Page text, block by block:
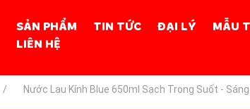
SẢN PHẨM TIN TỨC ĐẠI LÝ MẪU
LIÊN HỆ
Nước Lau Kính Blue 650ml Sạch Trong Suốt -